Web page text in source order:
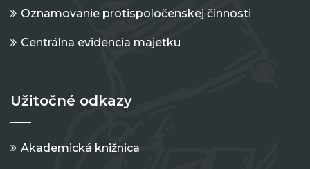
Oznamovanie protispoločenskej činnosti
Centrálna evidencia majetku
Užitočné odkazy
Akademická knižnica